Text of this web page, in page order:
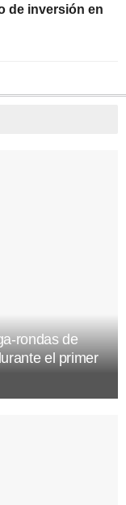
de inversión en
rondas de
el primer